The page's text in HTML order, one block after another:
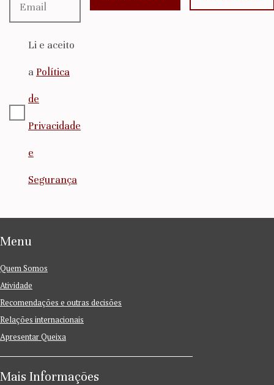
Li e aceito
a Política
de
Privacidade
e
Segurança
Menu
Quem Somos
Atividade
Recomendações e outras decisões
Relações internacionais
Apresentar Queixa
Mais Informações